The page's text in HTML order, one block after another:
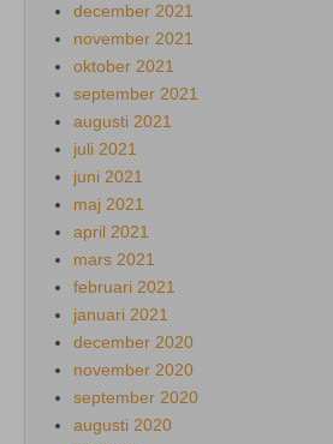
december 2021
november 2021
oktober 2021
september 2021
augusti 2021
juli 2021
juni 2021
maj 2021
april 2021
mars 2021
februari 2021
januari 2021
december 2020
november 2020
september 2020
augusti 2020